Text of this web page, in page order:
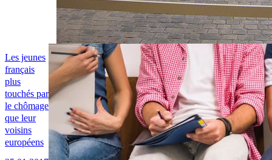
Les jeunes
français
plus
touchés par
le chômage
que leur
voisins
européens